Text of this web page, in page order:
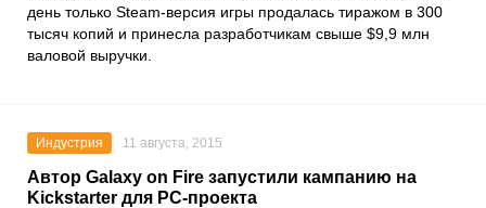
день только Steam-версия игры продалась тиражом в 300
тысяч копий и принесла разработчикам свыше $9,9 млн
валовой выручки.
Индустрия 11 августа, 2015
Автор Galaxy on Fire запустили кампанию на
Kickstarter для PC-проекта